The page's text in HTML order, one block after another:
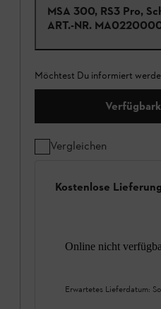
MSA 300, RS3 Pro,
ART.-NR.
Möchtest Du informiert
Vergleichen
Kostenlose
Online nicht
Erwartetes Lieferdatum: